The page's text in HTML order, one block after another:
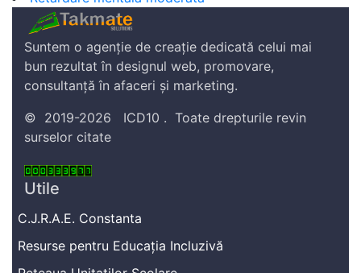
Suntem o agenție de creație dedicată celui mai
bun rezultat în designul web, promovare,
consultanță în afaceri și marketing.
© 2019-2026 ICD10 . Toate drepturile revin
surselor citate
Utile
C.J.R.A.E. Constanta
Resurse pentru Educația Incluzivă